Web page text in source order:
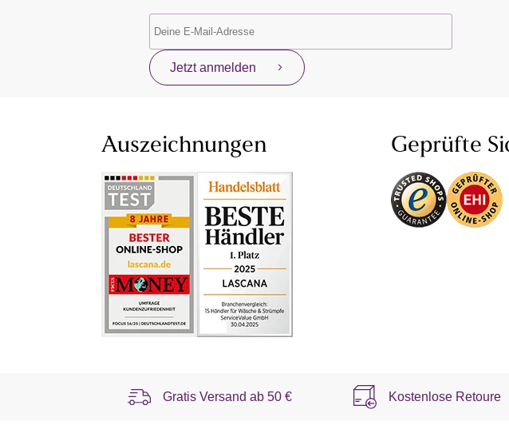
Jetzt anmelden
Auszeichnungen Geprüfte
Gratis Versand ab50 € Kostenlose Retoure